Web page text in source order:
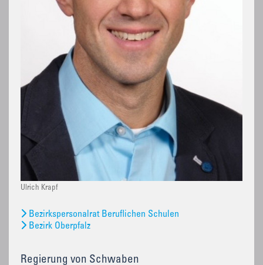
Ulrich Krapf
Bezirkspersonalrat Beruflichen Schulen
Bezirk Oberpfalz
Regierung von Schwaben